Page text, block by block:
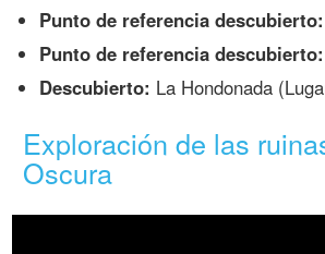
Punto de referencia descubierto:
Punto de referencia descubierto:
Descubierto: La Hondonada
Exploración de las
Oscura